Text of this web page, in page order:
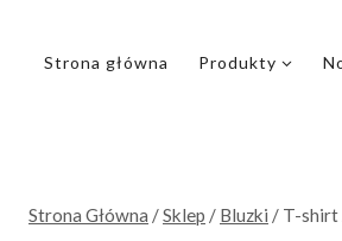
Strona główna Produkty
Strona Główna /Sklep / Bluzki / T-shirt